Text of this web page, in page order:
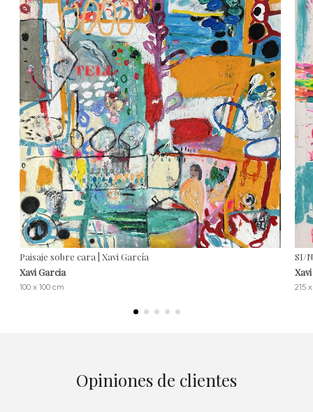
Paisaje sobre cara | Xavi García
Xavi Garcia
100 x 100 cm
SI/
215
Opiniones de clientes